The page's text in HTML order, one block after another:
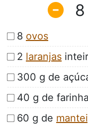
8
8 ovos
2 laranjas
300 g de
40 g de
60 g de